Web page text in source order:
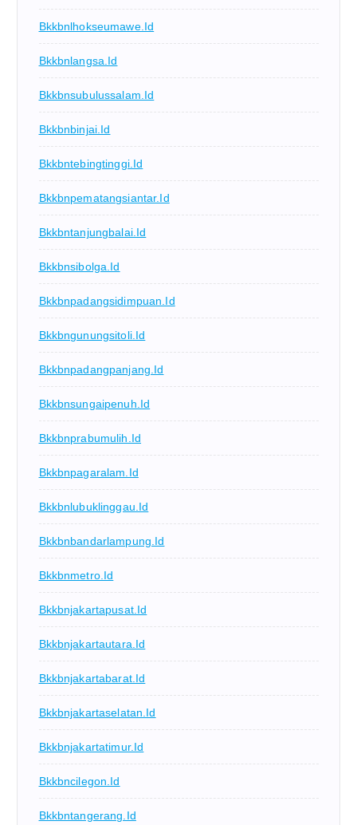
Bkkbnlhokseumawe.id
Bkkbnlangsa.id
Bkkbnsubulussalam.id
Bkkbnbinjai.id
Bkkbntebingtinggi.id
Bkkbnpematangsiantar.id
Bkkbntanjungbalai.id
Bkkbnsibolga.id
Bkkbnpadangsidimpuan.id
Bkkbngunungsitoli.id
Bkkbnpadangpanjang.id
Bkkbnsungaipenuh.id
Bkkbnprabumulih.id
Bkkbnpagaralam.id
Bkkbnlubuklinggau.id
Bkkbnbandarlampung.id
Bkkbnmetro.id
Bkkbnjakartapusat.id
Bkkbnjakartautara.id
Bkkbnjakartabarat.id
Bkkbnjakartaselatan.id
Bkkbnjakartatimur.id
Bkkbncilegon.id
Bkkbntangerang.id